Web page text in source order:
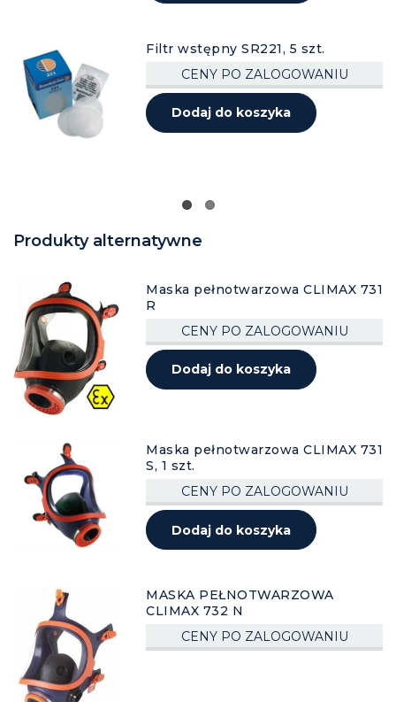
Filtr wstępny SR221, 5 szt.
CENY PO ZALOGOWANIU
Dodaj do koszyka
Produkty alternatywne
Maska pełnotwarzowa CLIMAX 731
R
CENY PO ZALOGOWANIU
Dodaj do koszyka
Maska pełnotwarzowa CLIMAX 731
S, 1 szt.
CENY PO ZALOGOWANIU
Dodaj do koszyka
MASKA PEŁNOTWARZOWA
CLIMAX 732 N
CENY PO ZALOGOWANIU